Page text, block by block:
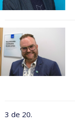
3 de 20.